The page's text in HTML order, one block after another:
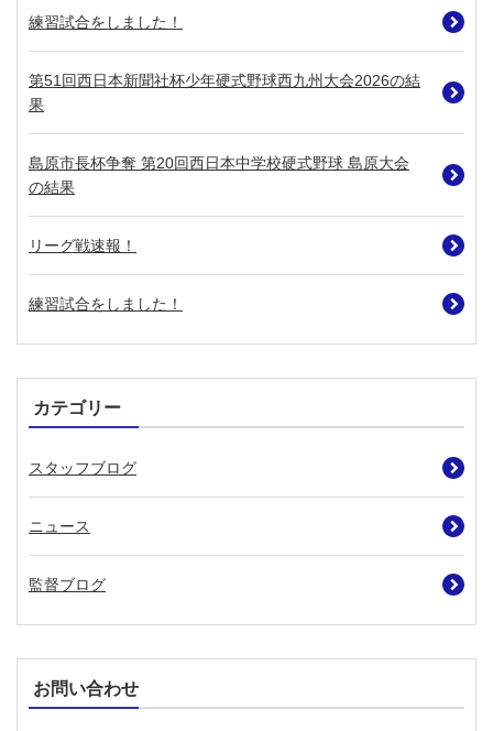
練習試合をしました！
第51回西日本新聞社杯少年硬式野球西九州大会2026の結
果
島原市長杯争奪 第20回西日本中学校硬式野球 島原大会
の結果
リーグ戦速報！
練習試合をしました！
カテゴリー
スタッフブログ
ニュース
監督ブログ
お問い合わせ